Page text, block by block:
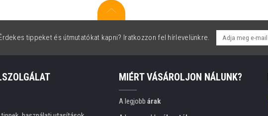
tippeket és útmutatókat kapni? Iratkozzon fel hírlevelünkre.
MIÉRT VÁSÁROLJON NÁLUNK?
A legjobb árak